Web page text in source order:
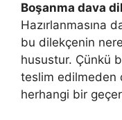
Boşanma dava
Hazırlanmasına
bu dilekçenin
husustur. Çünkü
teslim edilmeden
herhangi bir